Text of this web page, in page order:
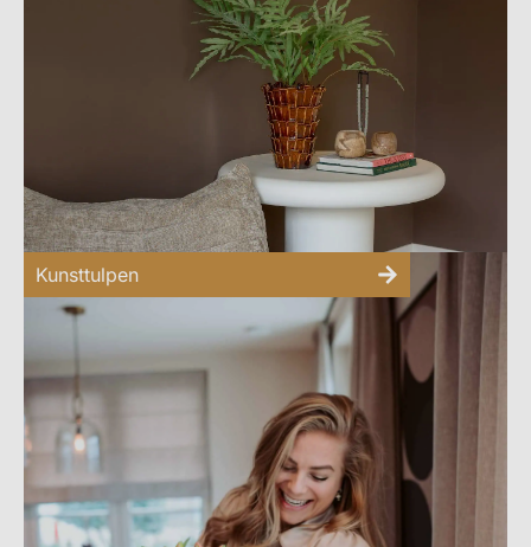
Kunsttulpen